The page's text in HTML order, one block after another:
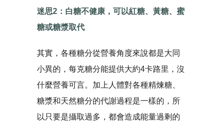
迷思2：白糖不健康，可以紅糖、黃糖、蜜
糖或糖漿取代
其實，各種糖分從營養角度來說都是大同
小異的，每克糖分能提供大約4卡路里，沒
什麼營養可言。加上人體對各種精煉糖、
糖漿和天然糖分的代謝過程是一樣的，所
以只要是攝取過多，都會造成能量過剩的